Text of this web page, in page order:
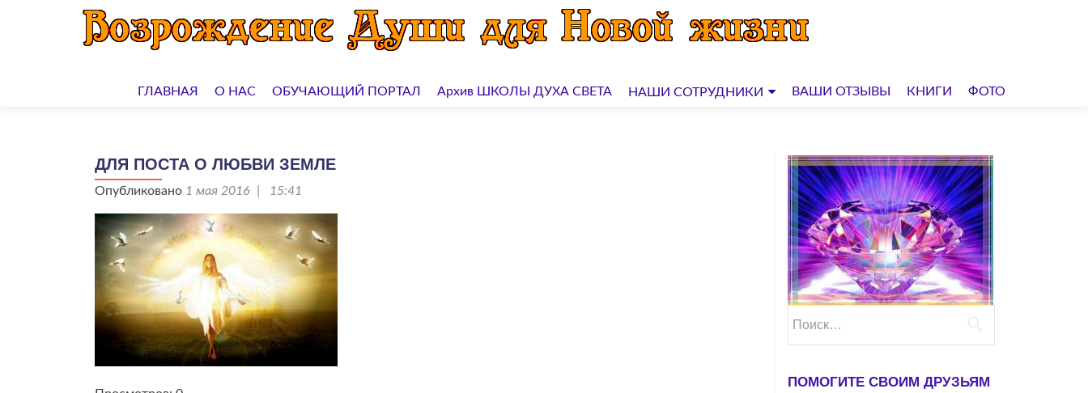
кГЛАВНАЯ О НАС ОБУЧАЮЩИЙ ПОРТАЛ Архив ШКОЛЫ ДУХА СВЕТА НАШИ СОТРУДНИКИ ВАШИ ОТЗЫВЫ КНИГИ ФОТО
ДЛЯ ПОСТА О ЛЮБВИ ЗЕМЛЕ
Опубликовано 1 мая 2016 | 15:41
ПОМОГИТЕ СВОИМ ДРУЗЬЯМ